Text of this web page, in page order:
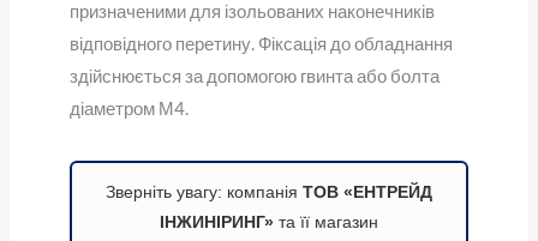
призначеними для ізольованих наконечників
відповідного перетину. Фіксація до обладнання
здійснюється за допомогою гвинта або болта
діаметром М4.
Зверніть увагу: компанія ТОВ «ЕНТРЕЙД
ІНЖИНІРИНГ» та її магазин